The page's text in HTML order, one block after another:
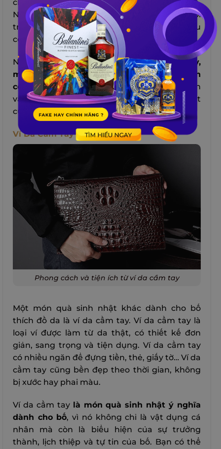
chất 100%, có độ bền, sáng bóng và giá trị cao.
Nhẫn vàng 24K không chỉ là một phụ kiện thời
trang mà còn là một biểu tượng của sự giàu
có, quyền lực và may mắn.
Nhẫn vàng 24K cũng có ý nghĩa phong thủy,
mang lại sự bình an, hạnh phúc và thành
công cho người đeo. Bạn có thể chọn nhẫn
vàng 24K theo kiểu dáng, kích cỡ hay họa tiết
của nhẫn.
Ví Da Cầm Tay
Phong cách và tiện ích từ ví da cầm tay
Một món quà sinh nhật khác dành cho bố
thích đồ da là ví da cầm tay. Ví da cầm tay là
loại ví được làm từ da thật, có thiết kế đơn
giản, sang trọng và tiện dụng. Ví da cầm tay
có nhiều ngăn để đựng tiền, thẻ, giấy tờ… Ví da
cầm tay cũng bền đẹp theo thời gian, không
bị xước hay phai màu.
Ví da cầm tay là món quà sinh nhật ý nghĩa
dành cho bố, vì nó không chỉ là vật dụng cá
nhân mà còn là biểu hiện của sự trưởng
thành, lịch thiệp và tự tin của bố. Bạn có thể